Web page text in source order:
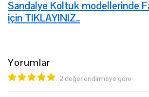
Sandalye Koltuk modellerinde
için TIKLAYINIZ..
Yorumlar
2 değerlendirmeye göre